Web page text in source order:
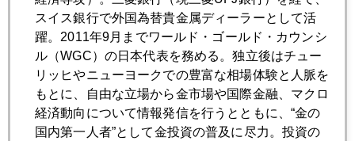
金 急反騰
2007年11月20日
リスクの連鎖 パート２
2007年11月19日
スイス銀行で外国為替貴金属ディーラーとして活
躍。2011年9月までワールド・ゴールド・カウンシ
ル（WGC）の日本代表を務める。独立後はチュー
リッヒやニューヨークでの豊富な相場体験と人脈を
もとに、自由な立場から金市場や国際金融、マクロ
経済動向について情報発信を行うとともに、“金の
国内第一人者”として金投資の普及に尽力。投資の